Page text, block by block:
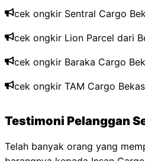
cek ongkir Sentral Cargo
cek ongkir Lion Parcel dari
cek ongkir Baraka Cargo
cek ongkir TAM Cargo
Testimoni Pelanggan
Telah banyak orang yang